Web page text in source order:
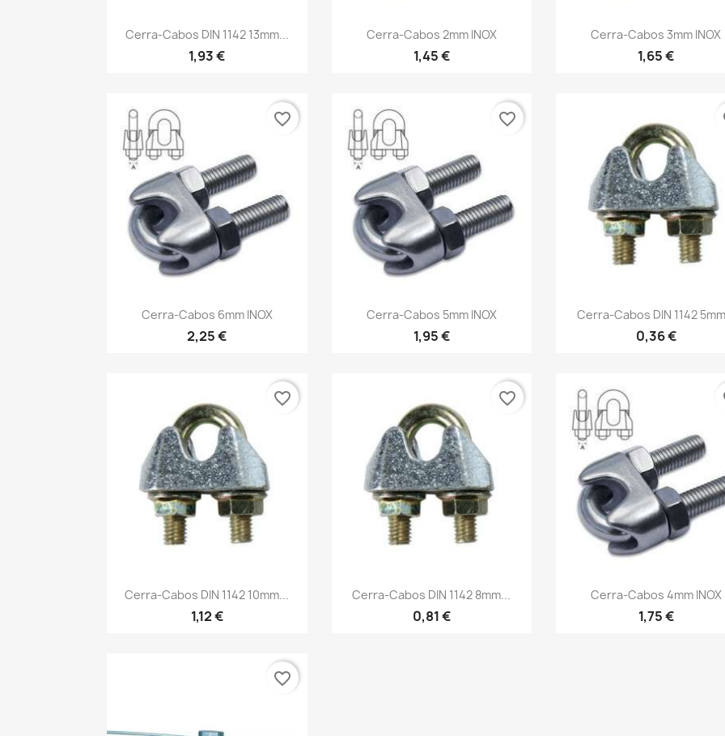
Vista rápida
Cerra-Cabos DIN 1142 13mm...
1,93 €
Vista rápida
Cerra-Cabos 2mm INOX
1,45 €
Vista rápida
Cerra-Cabos 3mm INOX
1,65 €
Vista rápida
Cerra-Cabos 6mm INOX
2,25 €
favorite_border
Vista rápida
Cerra-Cabos 5mm INOX
1,95 €
favorite_border
Vista rápida
Cerra-Cabos DIN 1142
0,36 €
Vista rápida
Cerra-Cabos DIN 1142 10mm...
1,12 €
favorite_border
Vista rápida
Cerra-Cabos DIN 1142 8mm...
0,81 €
favorite_border
Vista rápida
Cerra-Cabos 4mm INOX
1,75 €
favorite_border